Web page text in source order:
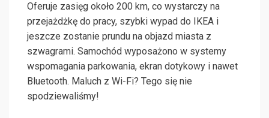
Oferuje zasięg około 200 km, co wystarczy na
przejażdżkę do pracy, szybki wypad do IKEA i
jeszcze zostanie prundu na objazd miasta z
szwagrami. Samochód wyposażono w systemy
wspomagania parkowania, ekran dotykowy i nawet
Bluetooth. Maluch z Wi-Fi? Tego się nie
spodziewaliśmy!